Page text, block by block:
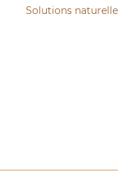
Solutions